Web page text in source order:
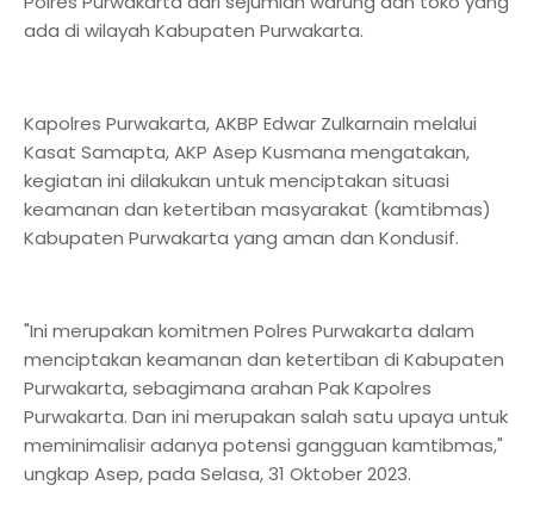
ada di wilayah Kabupaten Purwakarta.
Kapolres Purwakarta, AKBP Edwar Zulkarnain melalui
Kasat Samapta, AKP Asep Kusmana mengatakan,
kegiatan ini dilakukan untuk menciptakan situasi
keamanan dan ketertiban masyarakat (kamtibmas)
Kabupaten Purwakarta yang aman dan Kondusif.
"Ini merupakan komitmen Polres Purwakarta dalam
menciptakan keamanan dan ketertiban di Kabupaten
Purwakarta, sebagimana arahan Pak Kapolres
Purwakarta. Dan ini merupakan salah satu upaya untuk
meminimalisir adanya potensi gangguan kamtibmas,"
ungkap Asep, pada Selasa, 31 Oktober 2023.